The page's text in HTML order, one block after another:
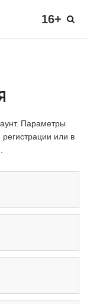
16+
Параметры
или в